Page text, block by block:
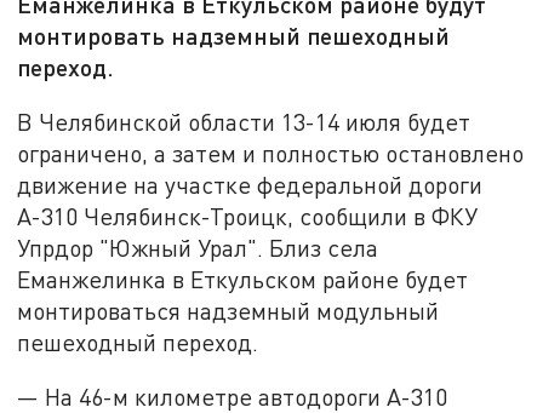
монтировать надземный пешеходный
переход.
В Челябинской области 13-14 июля будет
ограничено, а затем и полностью остановлено
движение на участке федеральной дороги
А-310 Челябинск-Троицк, сообщили в ФКУ
Упрдор "Южный Урал". Близ села
Еманжелинка в Еткульском районе будет
монтироваться надземный модульный
пешеходный переход.
— На 46-м километре автодороги А-310